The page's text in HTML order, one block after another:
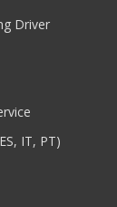
Driver
IT, PT)